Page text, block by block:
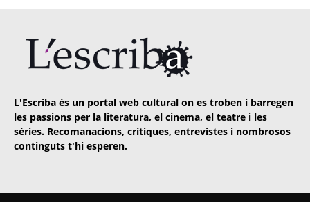
L'Escriba és un portal web cultural on es troben i barregen
les passions per la literatura, el cinema, el teatre i les
sèries. Recomanacions, crítiques, entrevistes i nombrosos
continguts t'hi esperen.